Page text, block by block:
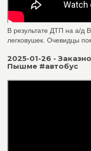
В результате ДТП на а/д
легковушек. Очевидцы
2025-01-26 -
Пышме #автобус